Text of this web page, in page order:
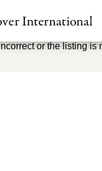
or the listing is